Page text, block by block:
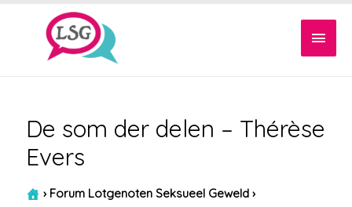
De som der delen – Thérèse
Evers
› Forum Lotgenoten Seksueel Geweld ›